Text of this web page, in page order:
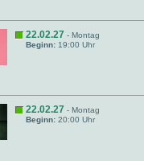
22.02.27 - Montag
Beginn: 19:00 Uhr
22.02.27 - Montag
Beginn: 20:00 Uhr